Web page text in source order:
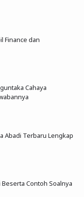
Finance dan
Cahaya
Abadi Terbaru Lengkap
Contoh Soalnya